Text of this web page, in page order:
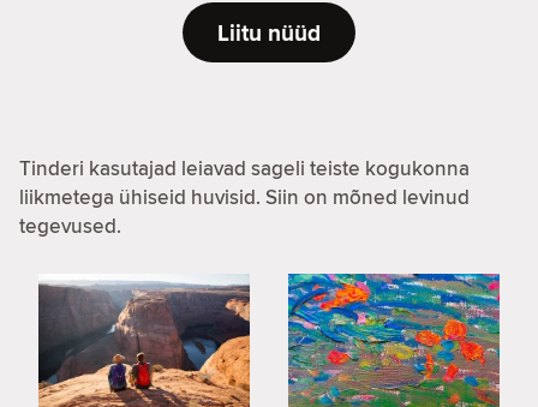
Liitu nüüd
Tinderi kasutajad leiavad sageli teiste kogukonna
liikmetega ühiseid huvisid. Siin on mõned levinud
tegevused.